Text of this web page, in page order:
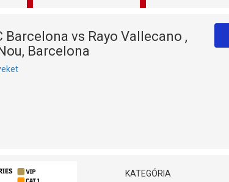
vs Rayo Vallecano ,
Barcelona
KATEGÓRIA